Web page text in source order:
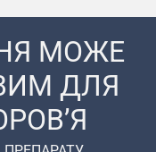
МОЖЕ
ДЛЯ